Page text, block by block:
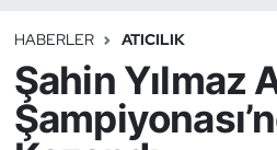
HABERLER ATICILIK
Şahin Yılmaz
Binicilik
Bisiklet